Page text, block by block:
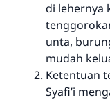
di lehernya
unta,
mudah
Ketentuan
Syafi’i